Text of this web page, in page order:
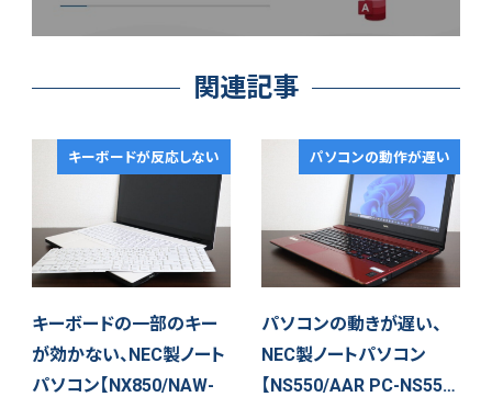
関連記事
キーボードが反応しない
キーボードの一部のキー
が効かない、NEC製ノート
パソコン【NX850/NAW-
パソコンの動作が遅い
パソコンの動きが遅い、
NEC製ノートパソコン
【NS550/AAR PC-NS55…